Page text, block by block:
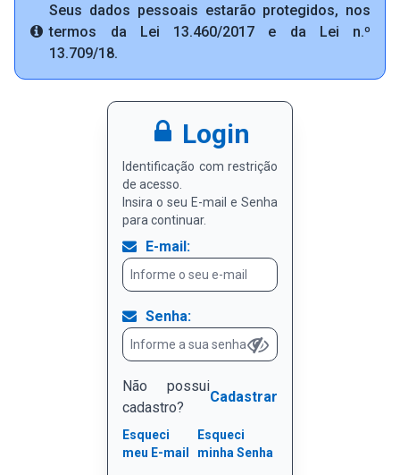
Info
Seus dados pessoais estarão protegidos, nos
termos da Lei 13.460/2017 e da Lei n.º
13.709/18.
Login
Identificação com restrição
de acesso.
Insira o seu E-mail e Senha
para continuar.
E-mail:
Senha:
Não possui
cadastro?
Cadastrar
Esqueci
meu E-mail
Esqueci
minha Senha